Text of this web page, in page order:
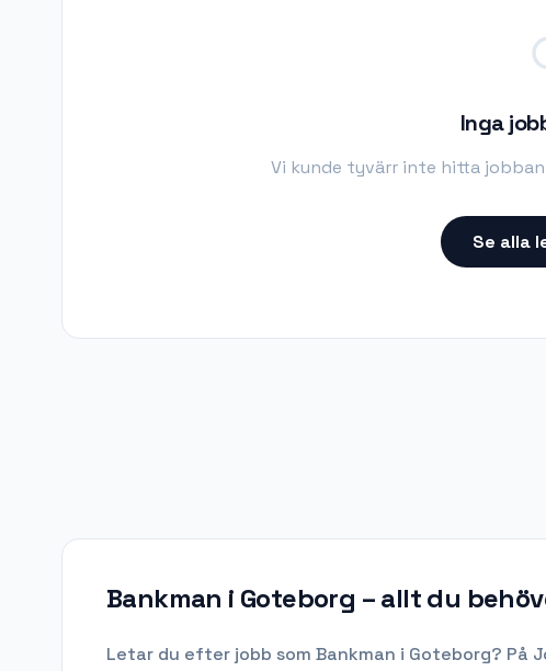
Inga
Vi kunde tyvärr inte hitta
Se alla
Bankman i Goteborg – allt du
Letar du efter jobb som Bankman i Goteborg? På